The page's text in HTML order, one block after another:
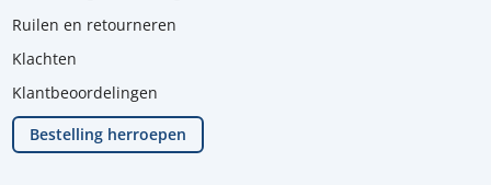
Ruilen en retourneren
Klachten
Klantbeoordelingen
Bestelling herroepen